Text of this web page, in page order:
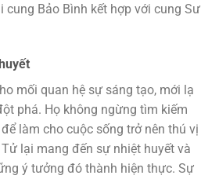
cung Bảo Bình kết hợp với cung Sư
mối quan hệ sự sáng tạo, mới lạ
phá. Họ không ngừng tìm kiếm
làm cho cuộc sống trở nên thú vị
lại mang đến sự nhiệt huyết và
ý tưởng đó thành hiện thực. Sự